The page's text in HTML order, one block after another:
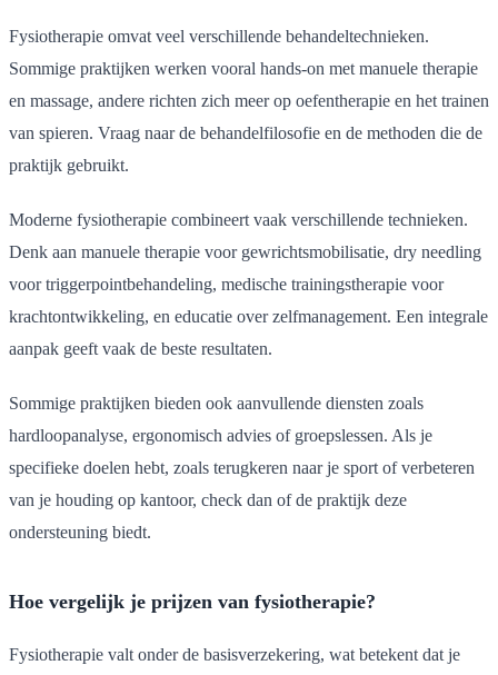
Fysiotherapie omvat veel verschillende behandeltechnieken.
Sommige praktijken werken vooral hands-on met manuele therapie
en massage, andere richten zich meer op oefentherapie en het trainen
van spieren. Vraag naar de behandelfilosofie en de methoden die de
praktijk gebruikt.
Moderne fysiotherapie combineert vaak verschillende technieken.
Denk aan manuele therapie voor gewrichtsmobilisatie, dry needling
voor triggerpointbehandeling, medische trainingstherapie voor
krachtontwikkeling, en educatie over zelfmanagement. Een integrale
aanpak geeft vaak de beste resultaten.
Sommige praktijken bieden ook aanvullende diensten zoals
hardloopanalyse, ergonomisch advies of groepslessen. Als je
specifieke doelen hebt, zoals terugkeren naar je sport of verbeteren
van je houding op kantoor, check dan of de praktijk deze
ondersteuning biedt.
Hoe vergelijk je prijzen van fysiotherapie?
Fysiotherapie valt onder de basisverzekering, wat betekent dat je